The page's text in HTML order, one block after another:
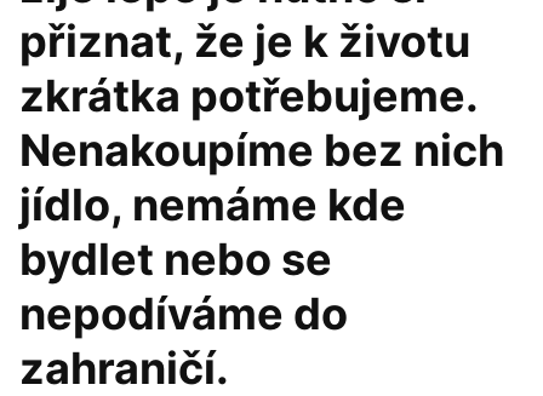
přiznat, že je k životu
zkrátka potřebujeme.
Nenakoupíme bez nich
jídlo, nemáme kde
bydlet nebo se
nepodíváme do
zahraničí.